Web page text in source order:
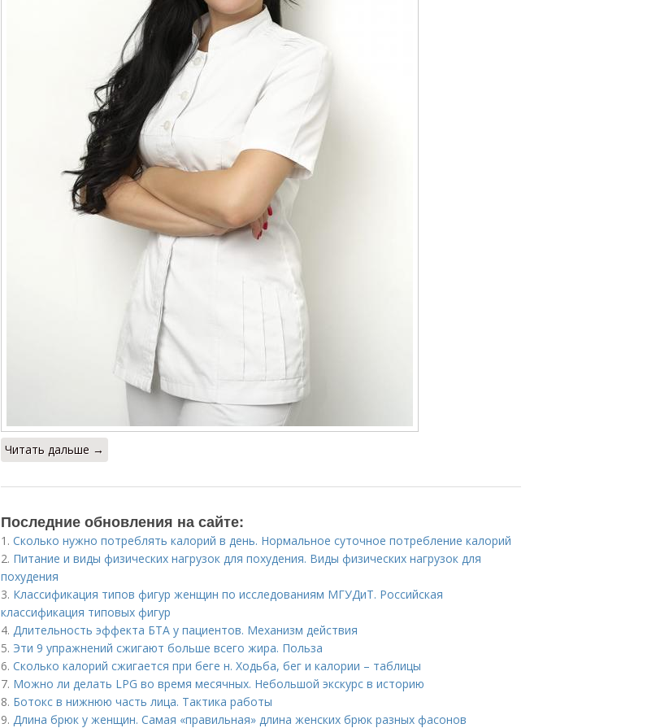
Читать дальше →
Последние обновления на сайте:
1. Сколько нужно потреблять калорий в день. Нормальное суточное потребление калорий
2. Питание и виды физических нагрузок для похудения. Виды физических нагрузок для
похудения
3. Классификация типов фигур женщин по исследованиям МГУДиТ. Российская
классификация типовых фигур
4. Длительность эффекта БТА у пациентов. Механизм действия
5. Эти 9 упражнений сжигают больше всего жира. Польза
6. Сколько калорий сжигается при беге н. Ходьба, бег и калории – таблицы
7. Можно ли делать LPG во время месячных. Небольшой экскурс в историю
8. Ботокс в нижнюю часть лица. Тактика работы
9. Длина брюк у женщин. Самая «правильная» длина женских брюк разных фасонов